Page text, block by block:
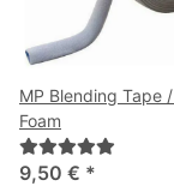
MP Blending Tape
Foam
9,50 € *